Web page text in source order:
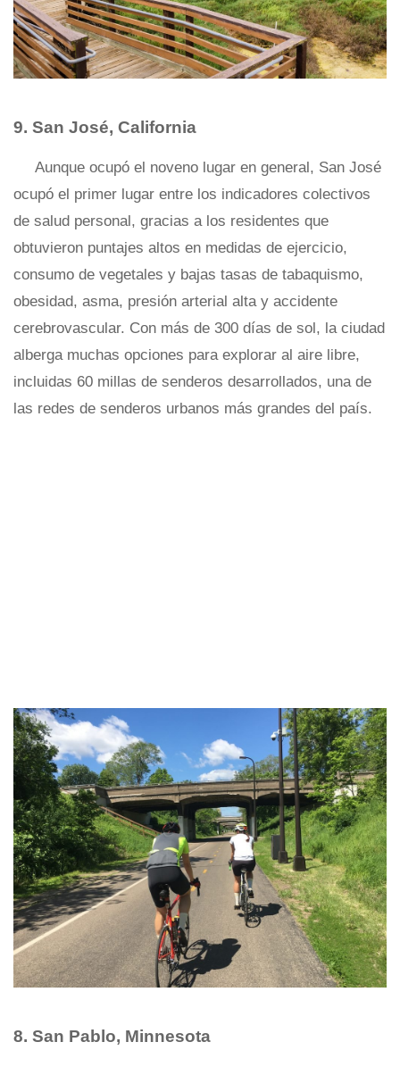
9. San José, California
Aunque ocupó el noveno lugar en general, San José
ocupó el primer lugar entre los indicadores colectivos
de salud personal, gracias a los residentes que
obtuvieron puntajes altos en medidas de ejercicio,
consumo de vegetales y bajas tasas de tabaquismo,
obesidad, asma, presión arterial alta y accidente
cerebrovascular. Con más de 300 días de sol, la ciudad
alberga muchas opciones para explorar al aire libre,
incluidas 60 millas de senderos desarrollados, una de
las redes de senderos urbanos más grandes del país.
8. San Pablo, Minnesota